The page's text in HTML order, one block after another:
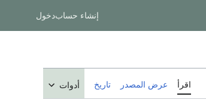
إنشاء حسابدخول
اقرأ عرض المصدر تاريخ أدوات